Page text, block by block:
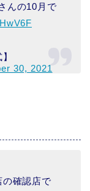
んの10月で
30, 2021
の確認店で